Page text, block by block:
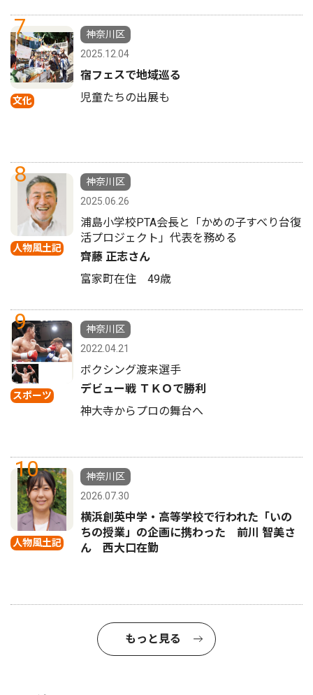
7
文化
神奈川区
2025.12.04
宿フェスで地域巡る
児童たちの出展も
8
人物風土記
神奈川区
2025.06.26
浦島小学校PTA会長と「かめの子すべり台復
活プロジェクト」代表を務める
齊藤 正志さん
富家町在住 49歳
9
スポーツ
神奈川区
2022.04.21
ボクシング渡来選手
デビュー戦 ＴＫＯで勝利
神大寺からプロの舞台へ
10
人物風土記
神奈川区
2026.07.30
横浜創英中学・高等学校で行われた「いの
ちの授業」の企画に携わった 前川 智美さ
ん 西大口在勤
もっと見る